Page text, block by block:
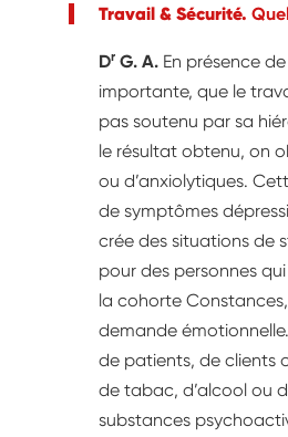
Travail & Sécurité.
Dr G. A. En présence
importante, que le
pas soutenu par sa
le résultat obtenu, on
ou d’anxiolytiques.
de symptômes
crée des situations de
pour des personnes
la cohorte
demande émotionnelle.
de patients, de clients
de tabac, d’alcool ou
substances